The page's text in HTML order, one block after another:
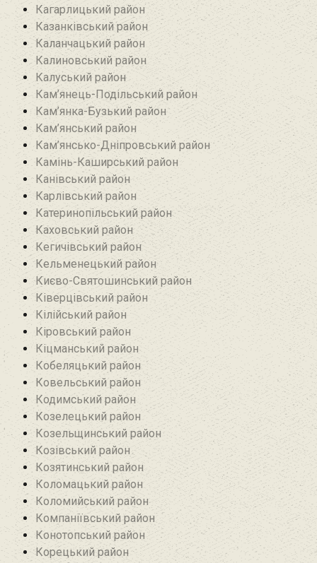
Кагарлицький район
Казанківський район‎
Каланчацький район
Калиновський район
Калуський район
Кам’янець-Подільський район
Кам’янка-Бузький район
Кам’янський район
Кам’янсько-Дніпровський район‎
Камінь-Каширський район
Канівський район
Карлівський район
Катеринопільський район
Каховський район
Кегичівський район
Кельменецький район
Києво-Святошинський район
Ківерцівський район‎
Кілійський район
Кіровський район
Кіцманський район
Кобеляцький район‎
Ковельський район
Кодимський район
Козелецький район
Козельщинський район
Козівський район
Козятинський район
Коломацький район
Коломийський район
Компаніївський район
Конотопський район
Корецький район